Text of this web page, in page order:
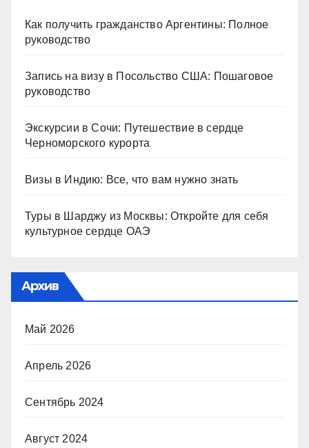
Как получить гражданство Аргентины: Полное
руководство
Запись на визу в Посольство США: Пошаговое
руководство
Экскурсии в Сочи: Путешествие в сердце
Черноморского курорта
Визы в Индию: Все, что вам нужно знать
Туры в Шарджу из Москвы: Откройте для себя
культурное сердце ОАЭ
Архив
Май 2026
Апрель 2026
Сентябрь 2024
Август 2024